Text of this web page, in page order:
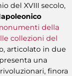
del XVIII secolo,
della
collezioni del
articolato in due
una
finora